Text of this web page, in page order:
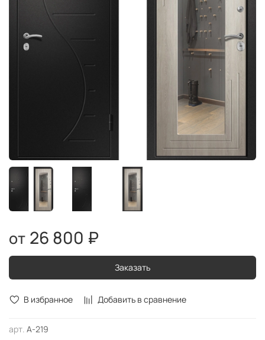
В избранное Добавить в сравнение
арт. А-219
26 800 ₽
Заказать